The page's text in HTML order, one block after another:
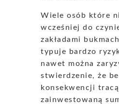
Wiele osób które
wcześniej do
zakładami
typuje bardzo
nawet można
stwierdzenie, że
konsekwencji
zainwestowaną